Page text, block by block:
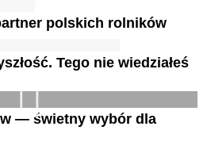
polskich rolników
Tego nie wiedziałeś
— świetny wybór dla